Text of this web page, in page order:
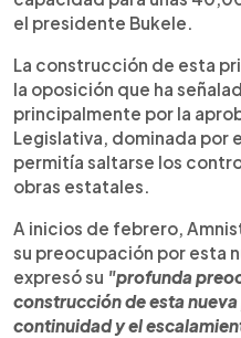
el presidente Bukele.
La construcción de esta
la oposición que ha
principalmente por la
Legislativa, dominada por
permitía saltarse los
obras estatales.
A inicios de febrero,
su preocupación por esta
expresó su "profunda
construcción de esta
continuidad y el